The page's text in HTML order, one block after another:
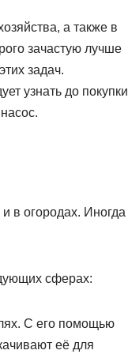
а также в
зачастую лучше
задач.
узнать до покупки
в огородах. Иногда
сферах:
С его помощью
её для